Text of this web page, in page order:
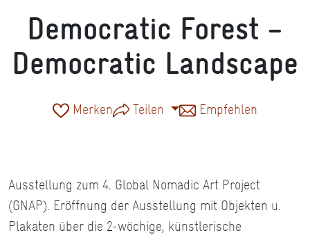
Democratic Forest –
Democratic Landscape
Merken Teilen Empfehlen
Ausstellung zum 4. Global Nomadic Art Project
(GNAP). Eröffnung der Ausstellung mit Objekten u.
Plakaten über die 2-wöchige, künstlerische